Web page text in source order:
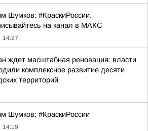
Шумков: #КраскиРоссии.
на канал в МАКС
14:27
ждет масштабная реновация: власти
комплексное развитие десяти
территорий
Шумков: #КраскиРоссии
14:19